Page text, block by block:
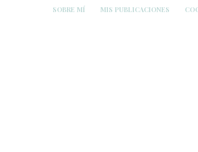
SOBRE MÍ MIS PUBLICACIONES